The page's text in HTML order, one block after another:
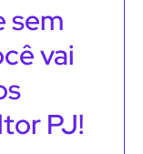
sem
vai
PJ!